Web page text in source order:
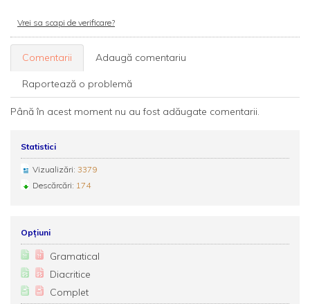
Vrei sa scapi de verificare?
Comentarii Adaugă comentariu
Raportează o problemă
Până în acest moment nu au fost adăugate comentarii.
Statistici
Vizualizări: 3379
Descărcări: 174
Opțiuni
Gramatical
Diacritice
Complet